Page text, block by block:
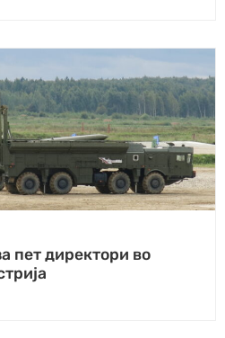
пет директори во